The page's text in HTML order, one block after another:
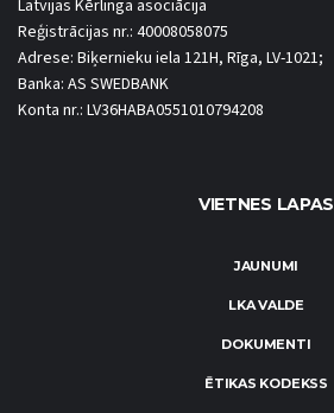
Latvijas Kērlinga asociācija
Reģistrācijas nr.: 40008058075
Adrese: Biķernieku iela 121H, Rīga, LV-1021;
Banka: AS SWEDBANK
Konta nr.: LV36HABA0551010794208
VIETNES LAPAS
JAUNUMI
LKA VALDE
DOKUMENTI
ĒTIKAS KODEKSS